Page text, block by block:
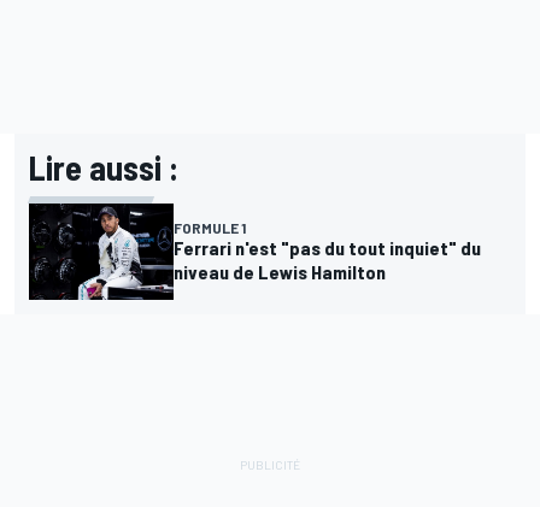
Lire aussi :
FORMULE 1
Ferrari n'est "pas du tout inquiet" du
niveau de Lewis Hamilton